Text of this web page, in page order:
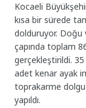
Kocaeli
kısa bir sürede
dolduruyor. Doğu
çapında toplam
gerçekleştirildi.
adet kenar ayak
toprakarme
yapıldı.